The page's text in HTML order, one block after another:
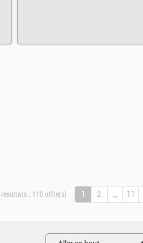
résultats : 110 offre(s) 1 2 11